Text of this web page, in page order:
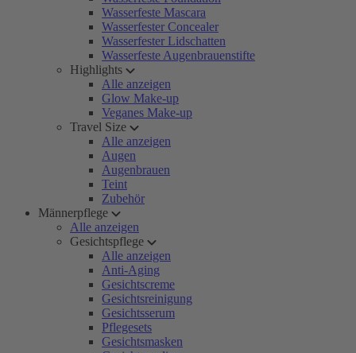
Wasserfeste Mascara
Wasserfester Concealer
Wasserfester Lidschatten
Wasserfeste Augenbrauenstifte
Highlights
Alle anzeigen
Glow Make-up
Veganes Make-up
Travel Size
Alle anzeigen
Augen
Augenbrauen
Teint
Zubehör
Männerpflege
Alle anzeigen
Gesichtspflege
Alle anzeigen
Anti-Aging
Gesichtscreme
Gesichtsreinigung
Gesichtsserum
Pflegesets
Gesichtsmasken